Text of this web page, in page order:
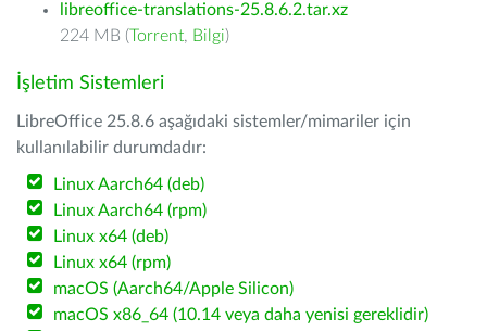
libreoffice-translations-25.8.6.2.tar.xz
224 MB (Torrent, Bilgi)
İşletim Sistemleri
LibreOffice 25.8.6 aşağıdaki sistemler/mimariler için
kullanılabilir durumdadır:
Linux Aarch64 (deb)
Linux Aarch64 (rpm)
Linux x64 (deb)
Linux x64 (rpm)
macOS (Aarch64/Apple Silicon)
macOS x86_64 (10.14 veya daha yenisi gereklidir)